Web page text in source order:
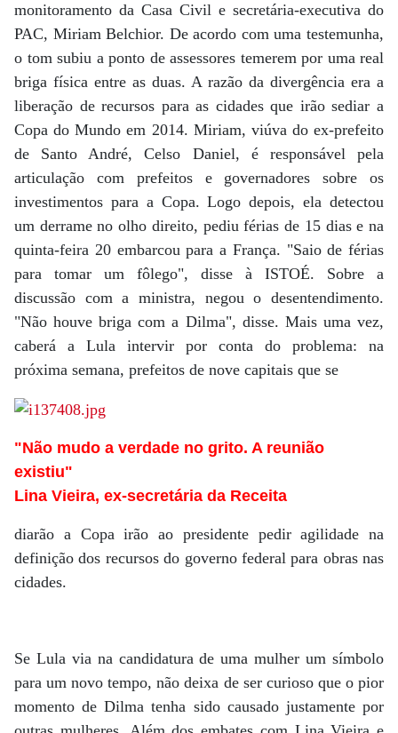
monitoramento da Casa Civil e secretária-executiva do
PAC, Miriam Belchior. De acordo com uma testemunha,
o tom subiu a ponto de assessores temerem por uma real
briga física entre as duas. A razão da divergência era a
liberação de recursos para as cidades que irão sediar a
Copa do Mundo em 2014. Miriam, viúva do ex-prefeito
de Santo André, Celso Daniel, é responsável pela
articulação com prefeitos e governadores sobre os
investimentos para a Copa. Logo depois, ela detectou
um derrame no olho direito, pediu férias de 15 dias e na
quinta-feira 20 embarcou para a França. "Saio de férias
para tomar um fôlego", disse à ISTOÉ. Sobre a
discussão com a ministra, negou o desentendimento.
"Não houve briga com a Dilma", disse. Mais uma vez,
caberá a Lula intervir por conta do problema: na
próxima semana, prefeitos de nove capitais que se
"Não mudo a verdade no grito. A reunião
existiu"
Lina Vieira, ex-secretária da Receita
diarão a Copa irão ao presidente pedir agilidade na
definição dos recursos do governo federal para obras nas
cidades.
Se Lula via na candidatura de uma mulher um símbolo
para um novo tempo, não deixa de ser curioso que o pior
momento de Dilma tenha sido causado justamente por